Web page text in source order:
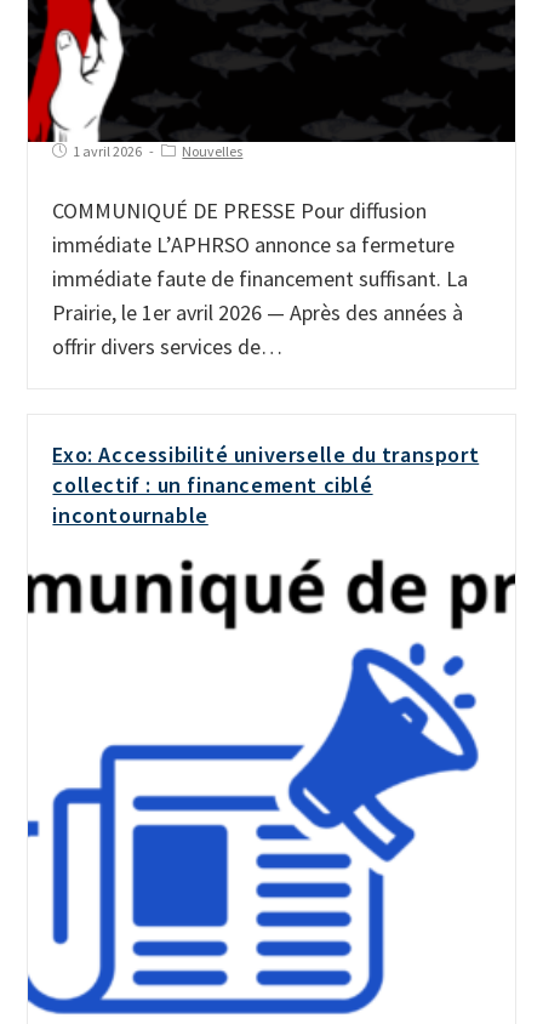
1 avril 2026 Nouvelles
COMMUNIQUÉ DE PRESSE Pour diffusion
immédiate L’APHRSO annonce sa fermeture
immédiate faute de financement suffisant. La
Prairie, le 1er avril 2026 — Après des années à
offrir divers services de…
Exo: Accessibilité universelle du transport
collectif : un financement ciblé
incontournable